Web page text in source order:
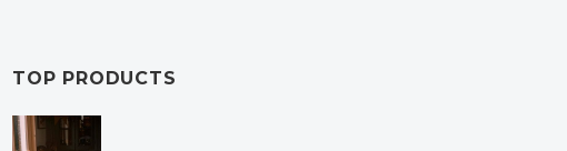
TOP PRODUCTS